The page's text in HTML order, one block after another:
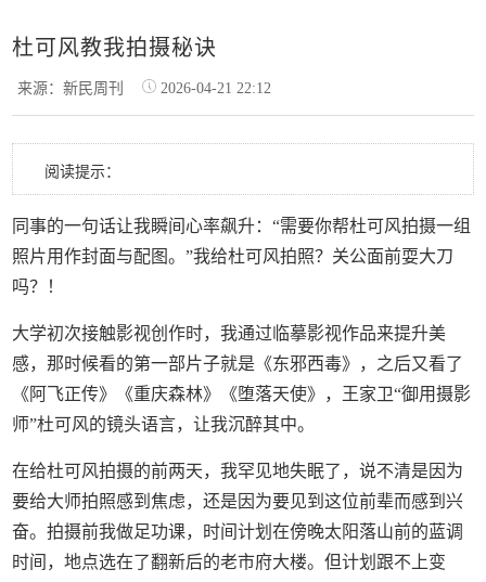
杜可风教我拍摄秘诀
来源：新民周刊 2026-04-21 22:12
阅读提示：
同事的一句话让我瞬间心率飙升：“需要你帮杜可风拍摄一组
照片用作封面与配图。”我给杜可风拍照？关公面前耍大刀
吗？！
大学初次接触影视创作时，我通过临摹影视作品来提升美
感，那时候看的第一部片子就是《东邪西毒》，之后又看了
《阿飞正传》《重庆森林》《堕落天使》，王家卫“御用摄影
师”杜可风的镜头语言，让我沉醉其中。
在给杜可风拍摄的前两天，我罕见地失眠了，说不清是因为
要给大师拍照感到焦虑，还是因为要见到这位前辈而感到兴
奋。拍摄前我做足功课，时间计划在傍晚太阳落山前的蓝调
时间，地点选在了翻新后的老市府大楼。但计划跟不上变